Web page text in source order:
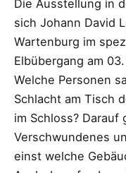
Die Ausstellung in
sich Johann David
Wartenburg im
Elbübergang am
Welche Personen
Schlacht am Tisch
im Schloss?
Verschwundenes
einst welche